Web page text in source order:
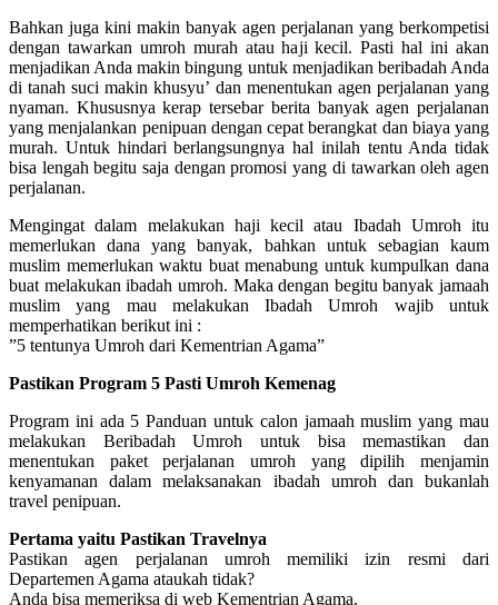
Bahkan juga kini makin banyak agen perjalanan yang berkompetisi
dengan tawarkan umroh murah atau haji kecil. Pasti hal ini akan
menjadikan Anda makin bingung untuk menjadikan beribadah Anda
di tanah suci makin khusyu’ dan menentukan agen perjalanan yang
nyaman. Khususnya kerap tersebar berita banyak agen perjalanan
yang menjalankan penipuan dengan cepat berangkat dan biaya yang
murah. Untuk hindari berlangsungnya hal inilah tentu Anda tidak
bisa lengah begitu saja dengan promosi yang di tawarkan oleh agen
perjalanan.
Mengingat dalam melakukan haji kecil atau Ibadah Umroh itu
memerlukan dana yang banyak, bahkan untuk sebagian kaum
muslim memerlukan waktu buat menabung untuk kumpulkan dana
buat melakukan ibadah umroh. Maka dengan begitu banyak jamaah
muslim yang mau melakukan Ibadah Umroh wajib untuk
memperhatikan berikut ini :
”5 tentunya Umroh dari Kementrian Agama”
Pastikan Program 5 Pasti Umroh Kemenag
Program ini ada 5 Panduan untuk calon jamaah muslim yang mau
melakukan Beribadah Umroh untuk bisa memastikan dan
menentukan paket perjalanan umroh yang dipilih menjamin
kenyamanan dalam melaksanakan ibadah umroh dan bukanlah
travel penipuan.
Pertama yaitu Pastikan Travelnya
Pastikan agen perjalanan umroh memiliki izin resmi dari
Departemen Agama ataukah tidak?
Anda bisa memeriksa di web Kementrian Agama.